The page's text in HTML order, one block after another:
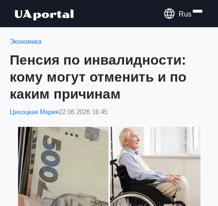
Rus
Экономика
Пенсия по инвалидности:
кому могут отменить и по
каким причинам
Цихоцкая Мария22.06.2026 16:45